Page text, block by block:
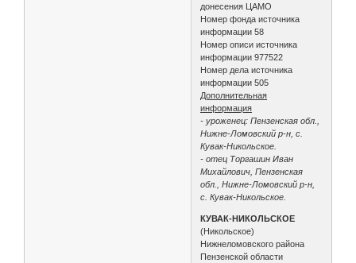
донесения ЦАМО
Номер фонда источника
информации 58
Номер описи источника
информации 977522
Номер дела источника
информации 505
Дополнительная
информация
- уроженец: Пензенская обл.,
Нижне-Ломовский р-н, с.
Кувак-Никольское.
- отец Торгашин Иван
Михайлович, Пензенская
обл., Нижне-Ломовский р-н,
с. Кувак-Никольское.
КУВАК-НИКОЛЬСКОЕ
(Никольское)
Нижнеломовского района
Пензенской области